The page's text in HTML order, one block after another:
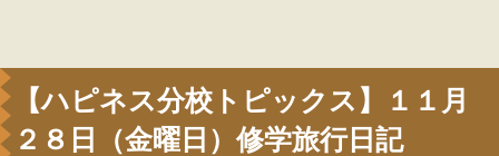
【ハピネス分校トピックス】１１月
２８日（金曜日）修学旅行日記